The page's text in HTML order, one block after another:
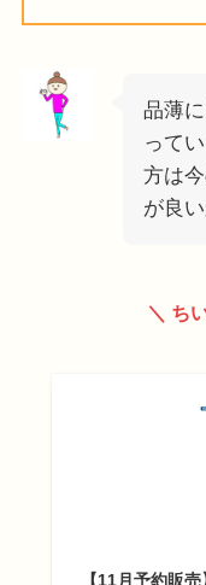
品薄
って
方は
が良
＼ ち
【11月予約販